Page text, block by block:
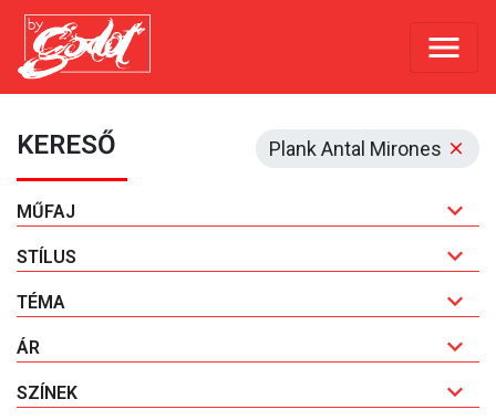
Plank Antal Mirones
KERESŐ
MŰFAJ
STÍLUS
TÉMA
ÁR
SZÍNEK